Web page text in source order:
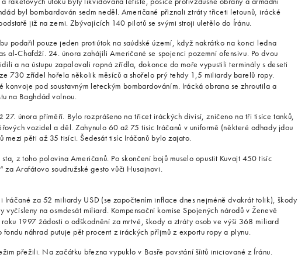
byl bombardován sedm neděl. Američané přiznali ztráty třiceti letounů, irácké
již na zemi. Zbývajících 140 pilotů se svými stroji uletělo do Íránu.
podařil pouze jeden protiútok na saúdské území, když nakrátko na konci ledna
al-Chafdží. 24. února zahájili Američané se spojenci pozemní ofensivu. Po dvou
a na ústupu zapalovali ropná zřídla, dokonce do moře vypustili terminály s deseti
730 zřídel hořela několik měsíců a shořelo prý tehdy 1,5 miliardy barelů ropy.
konvoje pod soustavným leteckým bombardováním. Irácká obrana se zhroutila a
na Baghdád volnou.
27. února příměří. Bylo rozprášeno na třicet iráckých divisí, zničeno na tři tisíce tanků,
vozidel a děl. Zahynulo 60 až 75 tisíc Iráčanů v uniformě (některé odhady jdou
mezi pěti až 35 tisíci. Šedesát tisíc Iráčanů bylo zajato.
z toho polovina Američanů. Po skončení bojů muselo opustit Kuvajt 450 tisíc
za Arafátovo soudružské gesto vůči Husajnovi.
Iráčané za 52 miliardy USD (se započtením inflace dnes nejméně dvakrát tolik), škody
vyčísleny na osmdesát miliard. Kompensační komise Spojených národů v Ženevě
1997 žádosti o odškodnění za mrtvé, škody a ztráty osob ve výši 368 miliard
náhrad putuje pět procent z iráckých příjmů z exportu ropy a plynu.
přežili. Na začátku března vypuklo v Basře povstání šíitů iniciované z Íránu.